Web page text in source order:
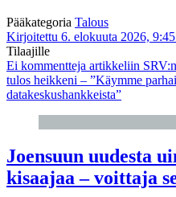
Pääkategoria Talous
Kirjoitettu 6. elokuuta 2026, 9:45
Tilaajille
Ei kommentteja artikkeliin
tulos heikkeni – ”Käymme
datakeskushankkeista”
Joensuun uudesta
kisaajaa – voittaja